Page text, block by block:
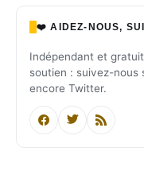
❤️ AIDEZ-NOUS,
Indépendant et
soutien : suivez-nous
encore Twitter.